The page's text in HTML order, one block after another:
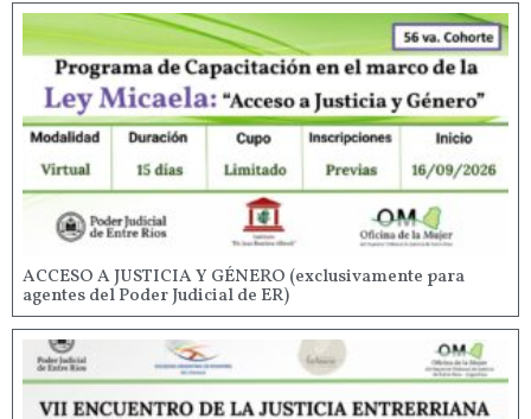
ACCESO A JUSTICIA Y GÉNERO (exclusivamente para
agentes del Poder Judicial de ER)